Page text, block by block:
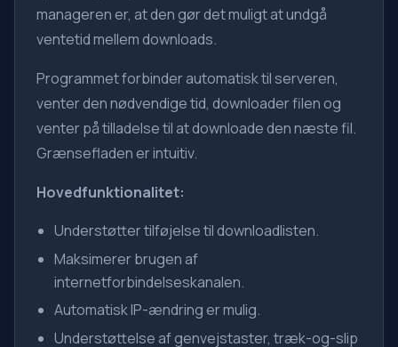
manageren er, at den gør det muligt at undgå
ventetid mellem downloads.
Programmet forbinder automatisk til serveren,
venter den nødvendige tid, downloader filen og
venter på tilladelse til at downloade den næste fil.
Grænsefladen er intuitiv.
Hovedfunktionalitet:
Understøtter tilføjelse til downloadlisten.
Maksimerer brugen af
internetforbindelseskanalen.
Automatisk IP-ændring er mulig.
Understøttelse af genvejstaster, træk-og-slip